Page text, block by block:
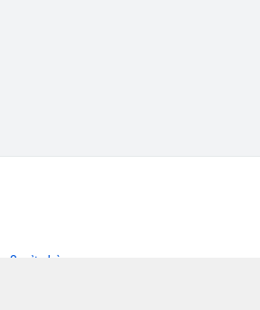
:2
cửa hàng